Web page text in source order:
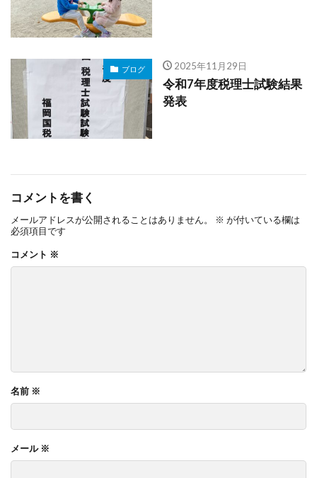
ブログ 2025年11月29日
令和7年度税理士試験結果
発表
コメントを書く
メールアドレスが公開されることはありません。 ※ が付いている欄は
必須項目です
コメント ※
名前 ※
メール ※